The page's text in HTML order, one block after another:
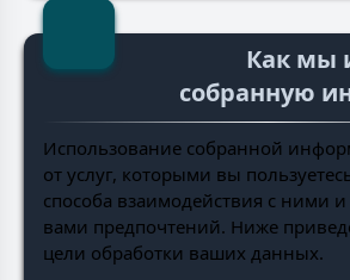
Как мы
собранную
Использование собранной
от услуг, которыми вы
способа взаимодействия с ними
вами предпочтений. Ниже
цели обработки ваших данных.